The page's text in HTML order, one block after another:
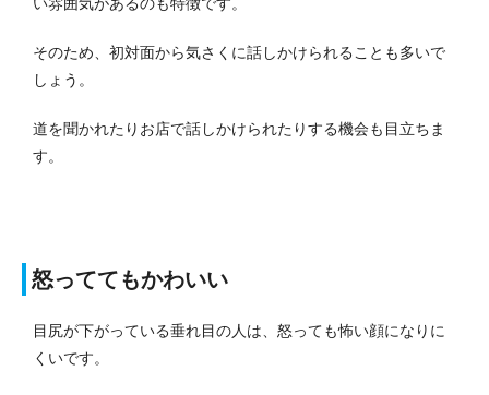
そのため、初対面から気さくに話しかけられることも多いで
しょう。
道を聞かれたりお店で話しかけられたりする機会も目立ちま
す。
怒っててもかわいい
目尻が下がっている垂れ目の人は、怒っても怖い顔になりに
くいです。